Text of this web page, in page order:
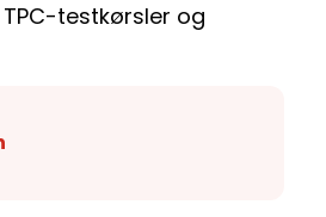
testkørsler og